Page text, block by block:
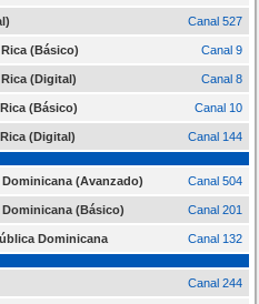
Canal 527
(Básico) Canal 9
(Digital) Canal 8
(Básico) Canal 10
(Digital) Canal 144
(Avanzado) Canal 504
(Básico) Canal 201
Dominicana Canal 132
Canal 244